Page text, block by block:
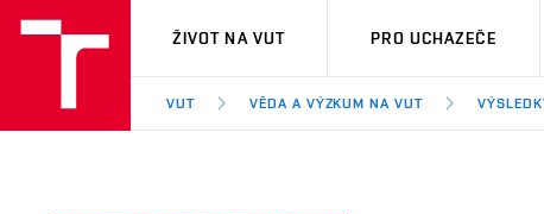
VUT
ŽIVOT NA VUT PRO UCHAZEČE
VUT VĚDA A VÝZKUM NA VUT